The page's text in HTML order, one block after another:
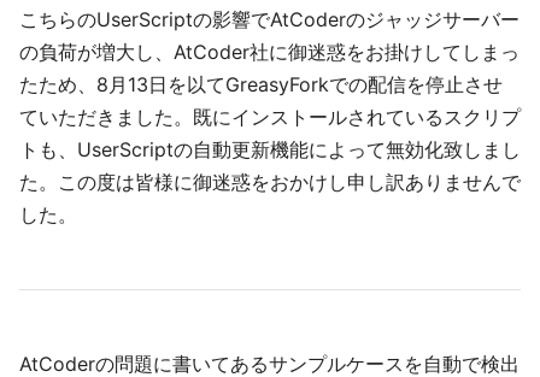
こちらのUserScriptの影響でAtCoderのジャッジサーバー
の負荷が増大し、AtCoder社に御迷惑をお掛けしてしまっ
たため、8月13日を以てGreasyForkでの配信を停止させ
ていただきました。既にインストールされているスクリプ
トも、UserScriptの自動更新機能によって無効化致しまし
た。この度は皆様に御迷惑をおかけし申し訳ありませんで
した。
AtCoderの問題に書いてあるサンプルケースを自動で検出